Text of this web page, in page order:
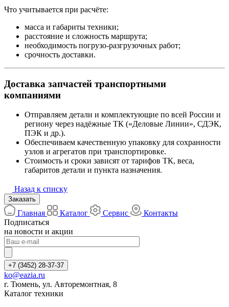
Что учитывается при расчёте:
масса и габариты техники;
расстояние и сложность маршрута;
необходимость погрузо-разгрузочных работ;
срочность доставки.
Доставка запчастей транспортными
компаниями
Отправляем детали и комплектующие по всей России и
региону через надёжные ТК («Деловые Линии», СДЭК,
ПЭК и др.).
Обеспечиваем качественную упаковку для сохранности
узлов и агрегатов при транспортировке.
Стоимость и сроки зависят от тарифов ТК, веса,
габаритов детали и пункта назначения.
Назад к списку
Заказать
Главная Каталог Сервис
Контакты
Подписаться
на новости и акции
+7 (3452) 28-37-37
ko@eazia.ru
г. Тюмень, ул. Авторемонтная, 8
Каталог техники